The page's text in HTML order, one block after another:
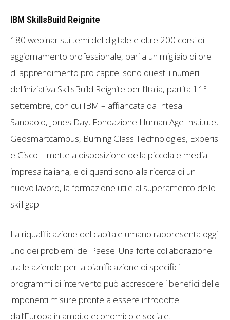
IBM SkillsBuild Reignite
180 webinar sui temi del digitale e oltre 200 corsi di
aggiornamento professionale, pari a un migliaio di ore
di apprendimento pro capite: sono questi i numeri
dell’iniziativa SkillsBuild Reignite per l’Italia, partita il 1°
settembre, con cui IBM – affiancata da Intesa
Sanpaolo, Jones Day, Fondazione Human Age Institute,
Geosmartcampus, Burning Glass Technologies, Experis
e Cisco – mette a disposizione della piccola e media
impresa italiana, e di quanti sono alla ricerca di un
nuovo lavoro, la formazione utile al superamento dello
skill gap.
La riqualificazione del capitale umano rappresenta oggi
uno dei problemi del Paese. Una forte collaborazione
tra le aziende per la pianificazione di specifici
programmi di intervento può accrescere i benefici delle
imponenti misure pronte a essere introdotte
dall’Europa in ambito economico e sociale.